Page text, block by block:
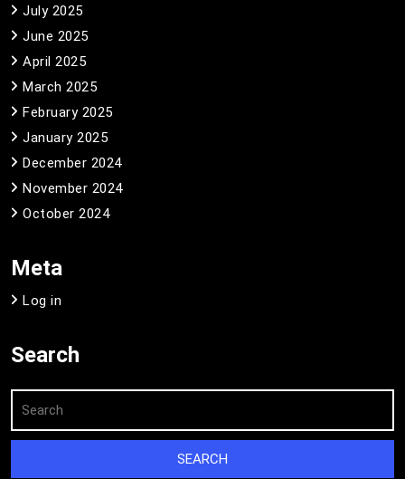
July 2025
June 2025
April 2025
March 2025
February 2025
January 2025
December 2024
November 2024
October 2024
Meta
Log in
Search